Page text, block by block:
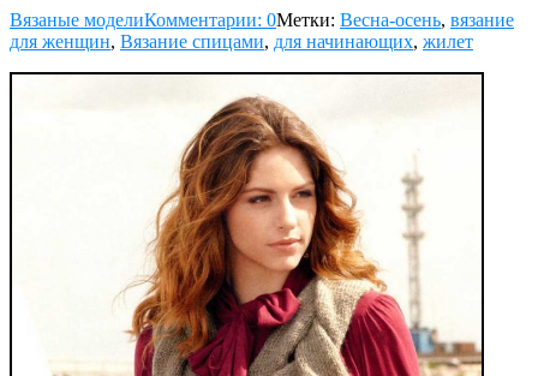
Вязаные моделиКомментарии: 0Метки: Весна-осень, вязание
для женщин, Вязание спицами, для начинающих, жилет